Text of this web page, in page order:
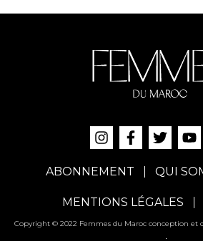
ABONNEMENT QUI
MENTIONS LÉGALES
Copyright © 2022 Femmes du Maroc conception et